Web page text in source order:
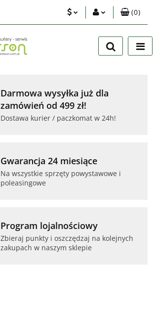
Zaloguj się
Zarejestruj się
(0)
Darmowa wysyłka już dla
zamówień od 499 zł!
Dostawa kurier / paczkomat w 24h!
Gwarancja 24 miesiące
Na wszystkie sprzęty powystawowe i
poleasingowe
Program lojalnościowy
Zbieraj punkty i oszczędzaj na kolejnych
zakupach w naszym sklepie